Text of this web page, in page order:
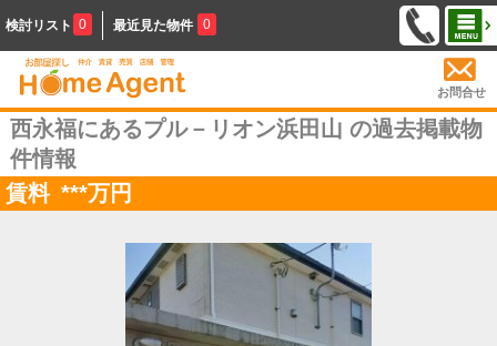
検討リスト 0 最近見た物件 0
お問合せ
西永福にあるプル－リオン浜田山 の過去掲載物
件情報
賃料 ***万円